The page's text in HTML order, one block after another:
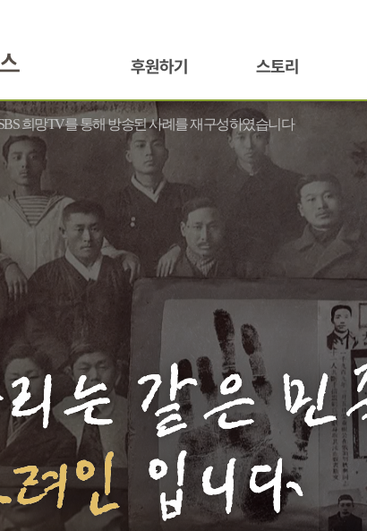
후원하기 스토리
희망TV를 통해 방송된 사례를 재구성하였습니다